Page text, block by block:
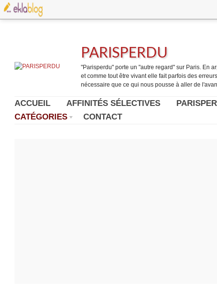
PARISPERDU
"Parisperdu" porte un "autre regard" sur Paris. En
et comme tout être vivant elle fait parfois des
nécessaire que ce qui nous pousse à aller de
ACCUEIL AFFINITÉS SÉLECTIVES
CATÉGORIES
CONTACT